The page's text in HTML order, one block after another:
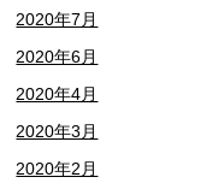
2020年7月
2020年6月
2020年4月
2020年3月
2020年2月